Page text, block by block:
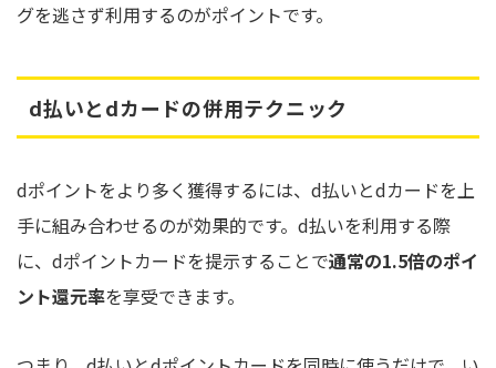
グを逃さず利用するのがポイントです。
d払いとdカードの併用テクニック
dポイントをより多く獲得するには、d払いとdカードを上
手に組み合わせるのが効果的です。d払いを利用する際
に、dポイントカードを提示することで通常の1.5倍のポイ
ント還元率を享受できます。